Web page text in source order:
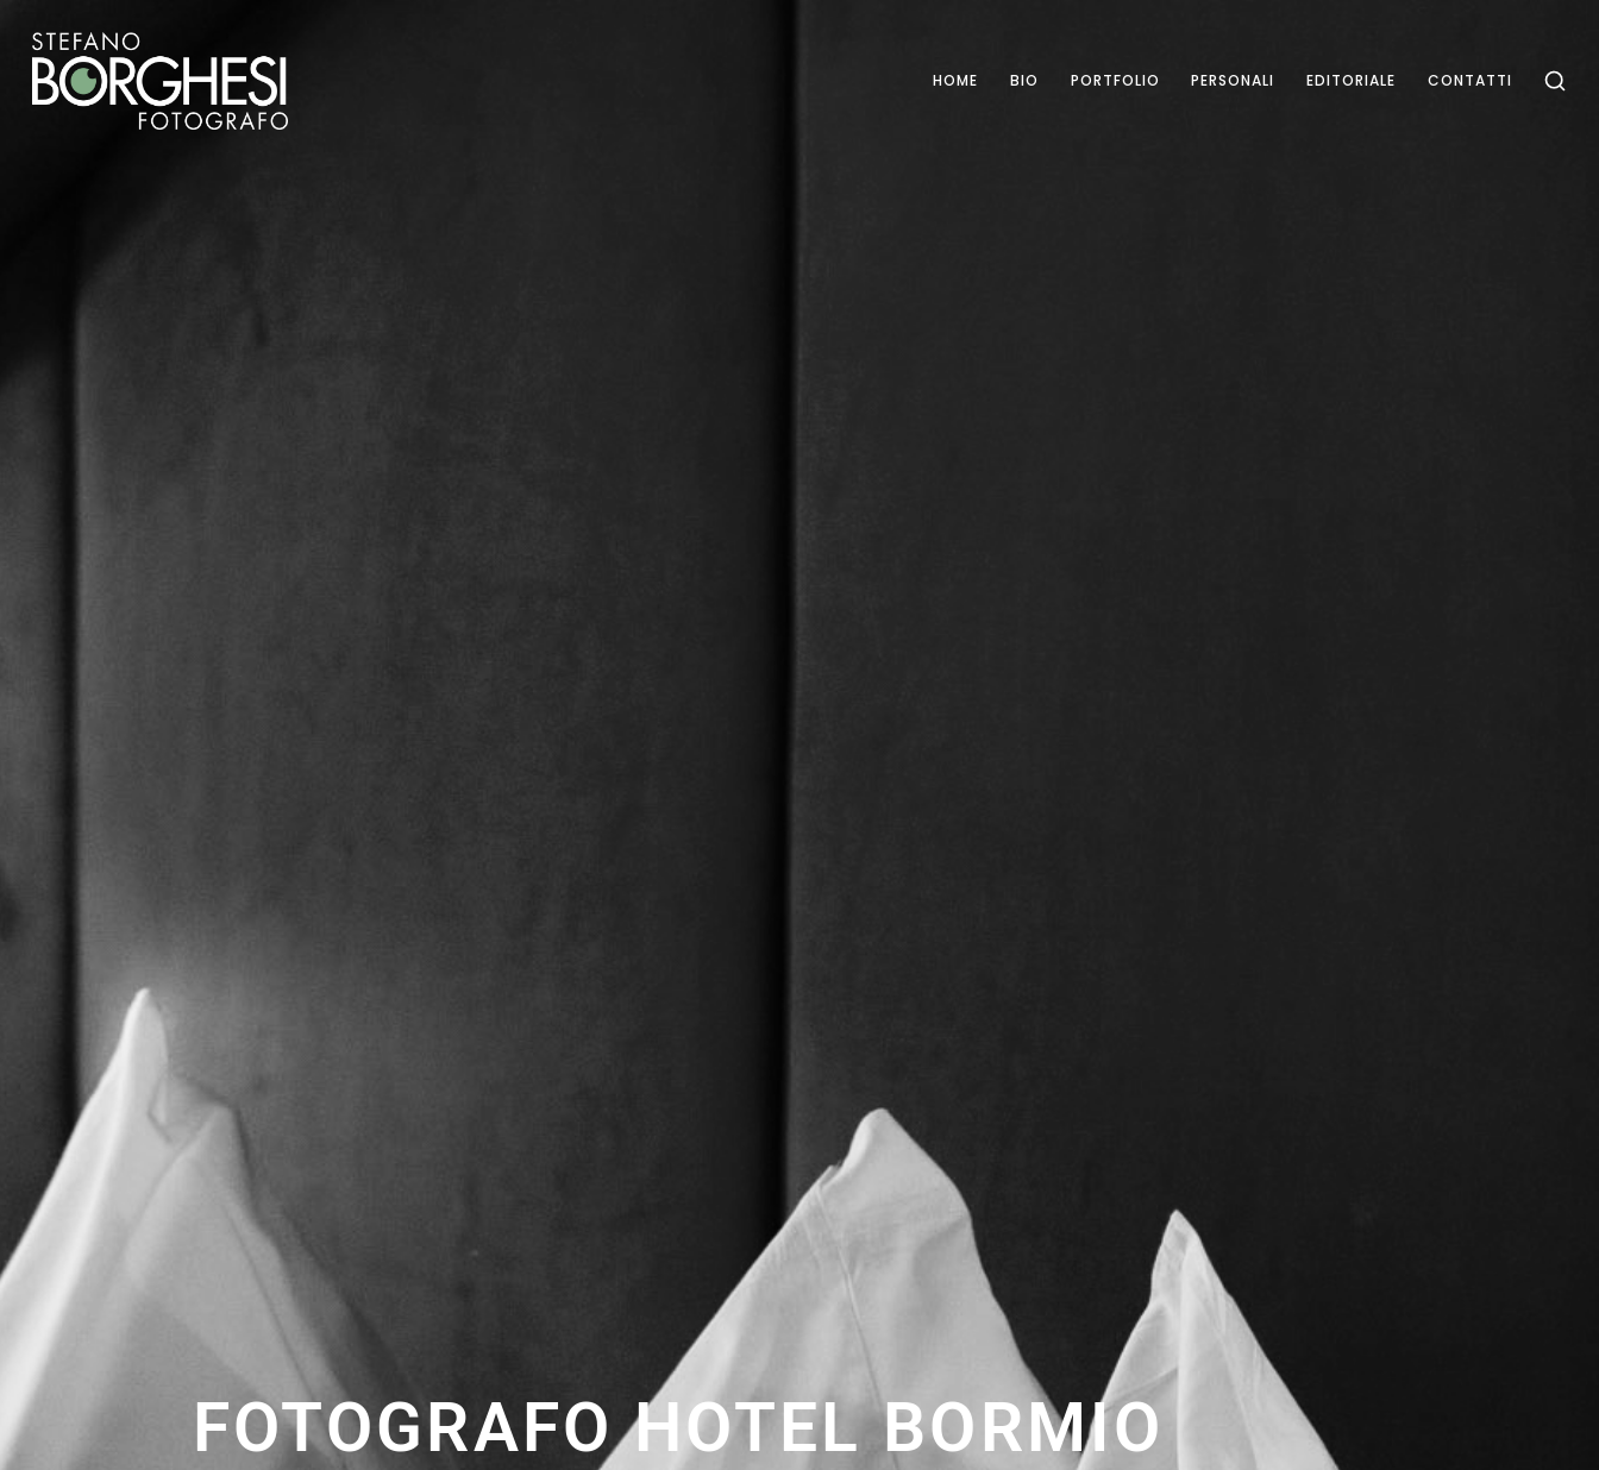
HOME BIO PORTFOLIO PERSONALI EDITORIALE CONTATTI
FOTOGRAFO HOTEL BORMIO